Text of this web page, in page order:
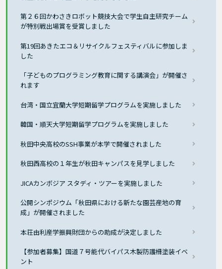
第２６回かわさきロボット競技大会で学生自主研究チーム
が特別戦出場賞を受賞しました
第19回あきたエコ＆リサイクルフェスティバルに参加しま
した
「子どものプログラミング教育に関する講演会」が開催さ
れます
台湾・国立宜蘭大学短期留学プログラムを実施しました
韓国・順天大学短期留学プログラムを実施しました
秋田中央高校のSSH事業が本学で開催されました
秋田西高校の１年生が秋田キャンパスを見学しました
JICAカンボジア スタディ・ツアーを実施しました
公開シンポジウム「秋田県における新たな園芸産地の育
成」が開催されました
本荘由利産学振興財団からの助成が決定しました
【参加者募集】国道７号能代バイパス木製防護柵塗装イベ
ント